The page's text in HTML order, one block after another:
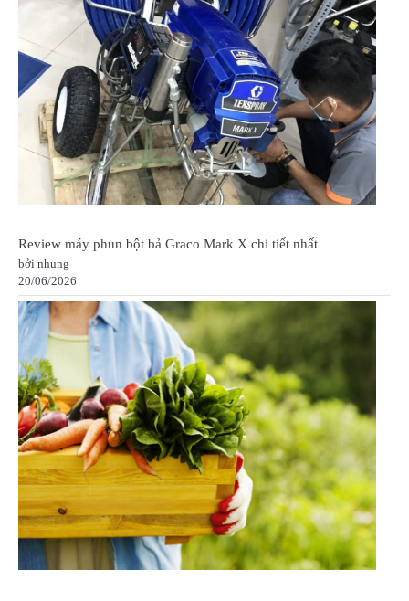
Review máy phun bột bả Graco Mark X chi tiết nhất
bởi nhung
20/06/2026